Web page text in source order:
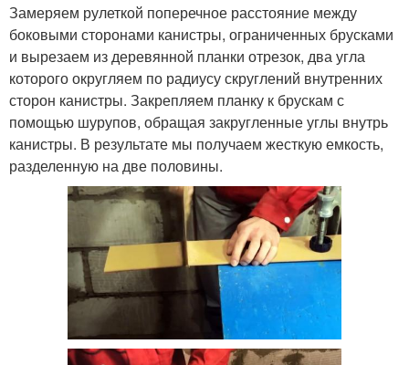
Замеряем рулеткой поперечное расстояние между
боковыми сторонами канистры, ограниченных брусками
и вырезаем из деревянной планки отрезок, два угла
которого округляем по радиусу скруглений внутренних
сторон канистры. Закрепляем планку к брускам с
помощью шурупов, обращая закругленные углы внутрь
канистры. В результате мы получаем жесткую емкость,
разделенную на две половины.